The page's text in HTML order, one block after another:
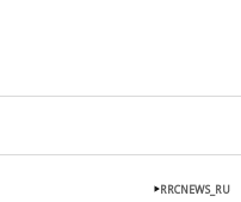
RRCNEWS_RU